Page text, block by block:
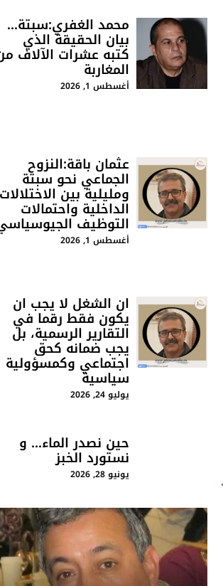
محمد الغفري:سبتة…
بيان الحقيقة الذي
كتبه عشرات الآلاف
المغاربة
أغسطس 1, 2026
عثمان باقة:النزوح
الجماعي نحو سبتة
ومليلية بين الاختلالات
الداخلية واحتمالات
التوظيف
أغسطس 1, 2026
ان الشغل لا يجب ان
يكون فقط رقما في
التقارير الرسمية، بل
يجب ضمانه كحق
اجتماعي وكمسؤولية
سياسية
يوليو 24, 2026
حين نصدر الماء… و
نستورد الخبز
يونيو 28, 2026